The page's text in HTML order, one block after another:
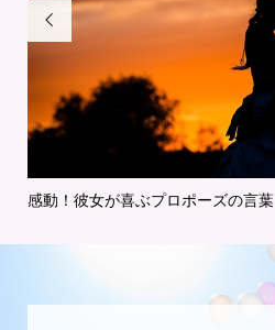

感動！彼女が喜ぶプロポーズの言葉